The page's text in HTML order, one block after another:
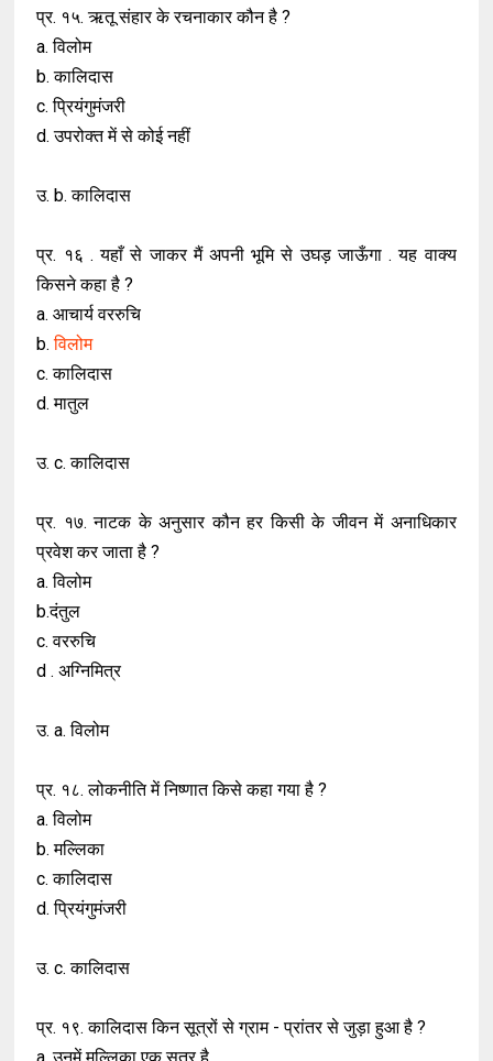
प्र. १५. ऋतू संहार के रचनाकार कौन है ?
a. विलोम
b. कालिदास
c. प्रियंगुमंजरी
d. उपरोक्त में से कोई नहीं
उ. b. कालिदास
प्र. १६ . यहाँ से जाकर मैं अपनी भूमि से उघड़ जाऊँगा . यह वाक्य
किसने कहा है ?
a. आचार्य वररुचि
b.विलोम
c. कालिदास
d. मातुल
उ. c. कालिदास
प्र. १७. नाटक के अनुसार कौन हर किसी के जीवन में अनाधिकार
प्रवेश कर जाता है ?
a. विलोम
b.दंतुल
c. वररुचि
d . अग्निमित्र
उ. a. विलोम
प्र. १८. लोकनीति में निष्णात किसे कहा गया है ?
a. विलोम
b. मल्लिका
c. कालिदास
d. प्रियंगुमंजरी
उ. c. कालिदास
प्र. १९. कालिदास किन सूत्रों से ग्राम - प्रांतर से जुड़ा हुआ है ?